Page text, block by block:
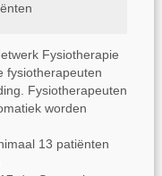
Fysiotherapie
fysiotherapeuten
Fysiotherapeuten
worden
13 patiënten